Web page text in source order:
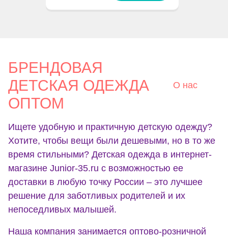
БРЕНДОВАЯ
ДЕТСКАЯ ОДЕЖДА
ОПТОМ
О нас
Ищете удобную и практичную детскую одежду?
Хотите, чтобы вещи были дешевыми, но в то же
время стильными? Детская одежда в интернет-
магазине Junior-35.ru с возможностью ее
доставки в любую точку России – это лучшее
решение для заботливых родителей и их
непоседливых малышей.
Наша компания занимается оптово-розничной